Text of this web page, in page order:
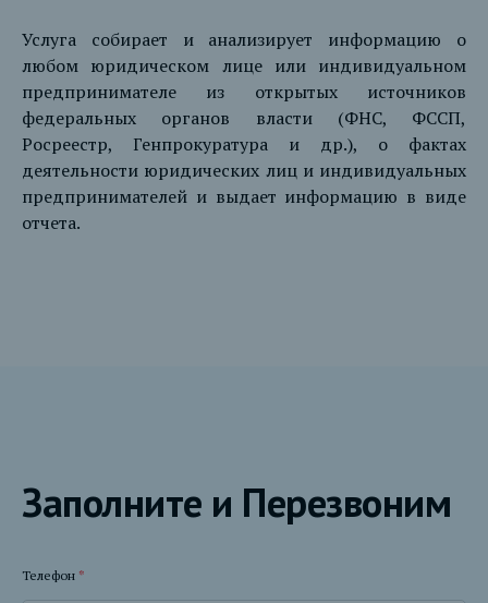
Услуга собирает и анализирует информацию о
любом юридическом лице или индивидуальном
предпринимателе из открытых источников
федеральных органов власти (ФНС, ФССП,
Росреестр, Генпрокуратура и др.), о фактах
деятельности юридических лиц и индивидуальных
предпринимателей и выдает информацию в виде
отчета.
Заполните и Перезвоним
Телефон *